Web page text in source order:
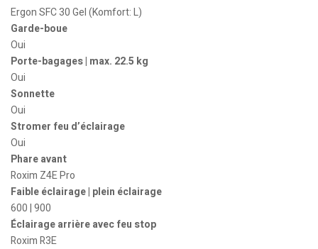
Ergon SFC 30 Gel (Komfort: L)
Garde-boue
Oui
Porte-bagages | max. 22.5 kg
Oui
Sonnette
Oui
Stromer feu d’éclairage
Oui
Phare avant
Roxim Z4E Pro
Faible éclairage | plein éclairage
600 | 900
Éclairage arrière avec feu stop
Roxim R3E